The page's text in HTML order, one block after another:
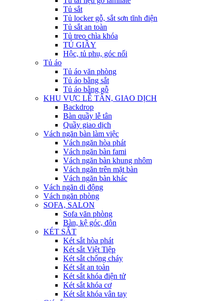
Tủ sắt
Tủ locker gỗ, sắt sơn tĩnh điện
Tủ sắt an toàn
Tủ treo chìa khóa
TỦ GIẦY
Hộc, tủ phụ, góc nối
Tủ áo
Tủ áo văn phòng
Tủ áo bằng sắt
Tủ áo bằng gỗ
KHU VỰC LỄ TÂN, GIAO DỊCH
Backdrop
Bàn quầy lễ tân
Quầy giao dịch
Vách ngăn bàn làm việc
Vách ngăn hòa phát
Vách ngăn bàn fami
Vách ngăn bàn khung nhôm
Vách ngăn trên mặt bàn
Vách ngăn bàn khác
Vách ngăn di động
Vách ngăn phòng
SOFA, SALON
Sofa văn phòng
Bàn, kệ góc, đôn
KÉT SẮT
Két sắt hòa phát
Két sắt Việt Tiệp
Két sắt chống cháy
Két sắt an toàn
Két sắt khóa điện tử
Két sắt khóa cơ
Két sắt khóa vân tay